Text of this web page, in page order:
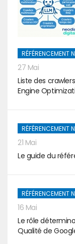
RÉFÉRENCEMENT
27 Mai
Liste des
Engine
RÉFÉRENCEMENT
21 Mai
Le guide du
RÉFÉRENCEMENT
16 Mai
Le rôle
Qualité de